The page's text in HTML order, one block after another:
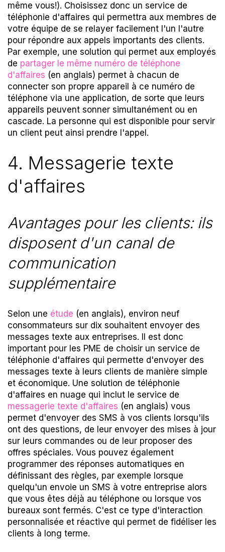
même vous!). Choisissez donc un service de
téléphonie d'affaires qui permettra aux membres de
votre équipe de se relayer facilement l'un l'autre
pour répondre aux appels importants des clients.
Par exemple, une solution qui permet aux employés
de partager le même numéro de téléphone
d'affaires (en anglais) permet à chacun de
connecter son propre appareil à ce numéro de
téléphone via une application, de sorte que leurs
appareils peuvent sonner simultanément ou en
cascade. La personne qui est disponible pour servir
un client peut ainsi prendre l'appel.
4. Messagerie texte
d'affaires
Avantages pour les clients: ils
disposent d'un canal de
communication
supplémentaire
Selon une étude (en anglais), environ neuf
consommateurs sur dix souhaitent envoyer des
messages texte aux entreprises. Il est donc
important pour les PME de choisir un service de
téléphonie d'affaires qui permette d'envoyer des
messages texte à leurs clients de manière simple
et économique. Une solution de téléphonie
d'affaires en nuage qui inclut le service de
messagerie texte d'affaires (en anglais) vous
permet d'envoyer des SMS à vos clients lorsqu'ils
ont des questions, de leur envoyer des mises à jour
sur leurs commandes ou de leur proposer des
offres spéciales. Vous pouvez également
programmer des réponses automatiques en
définissant des règles, par exemple lorsque
quelqu'un envoie un SMS à votre entreprise alors
que vous êtes déjà au téléphone ou lorsque vos
bureaux sont fermés. C'est ce type d'interaction
personnalisée et réactive qui permet de fidéliser les
clients à long terme.